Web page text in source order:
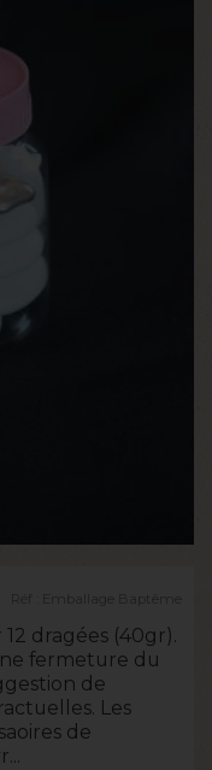
dragées (40gr).
fermeture du
de
Les
de